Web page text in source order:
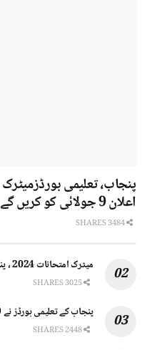
اعلان 9 جولائی کو کریں گے
میٹرک امتحانات 2024 ، پنجاب بورڈزکے نتائج کا اعلان، رزلٹ گزٹ
پنجاب کے تعلیمی بورڈز نے 9 ویں جماعت کے نتائج کا اعلان کردیا